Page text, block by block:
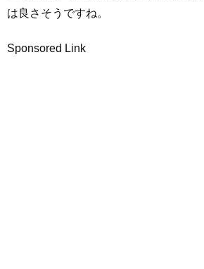
は良さそうですね。
Sponsored Link